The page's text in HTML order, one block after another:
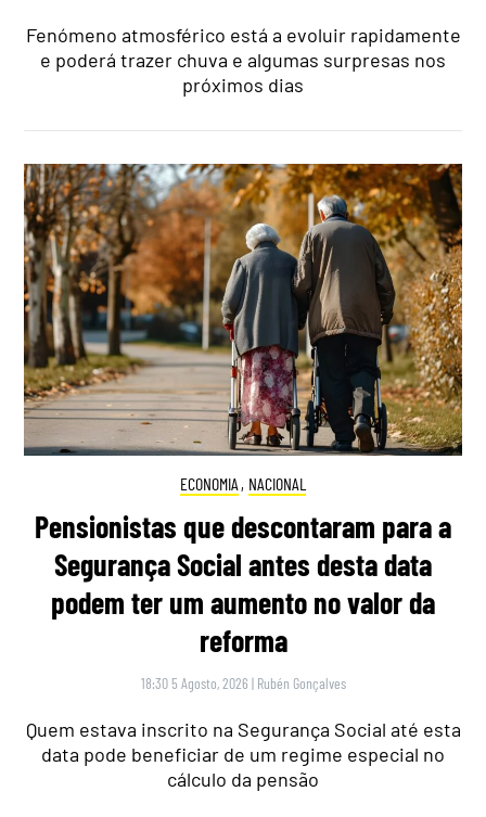
Fenómeno atmosférico está a evoluir rapidamente
e poderá trazer chuva e algumas surpresas nos
próximos dias
ECONOMIA , NACIONAL
Pensionistas que descontaram para a
Segurança Social antes desta data
podem ter um aumento no valor da
reforma
18:30 5 Agosto, 2026 | Rubén Gonçalves
Quem estava inscrito na Segurança Social até esta
data pode beneficiar de um regime especial no
cálculo da pensão